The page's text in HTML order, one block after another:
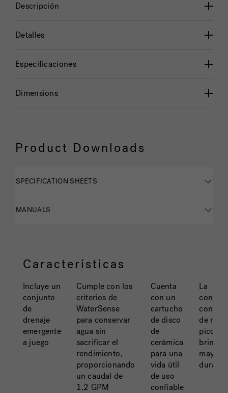
Descripción
Detalles
Especificaciones
Dimensions
Product Downloads
SPECIFICATION SHEETS
MANUALS
Características
Incluye un
conjunto
de
drenaje
emergente
a juego
Cumple con los
criterios de
WaterSense
para conservar
agua sin
sacrificar el
rendimiento,
proporcionando
un caudal de
1,2 GPM
Cuenta
con un
cartucho
de disco
de
cerámica
para una
vida útil
de uso
confiable
La
con
de
pico
brinda
mayor